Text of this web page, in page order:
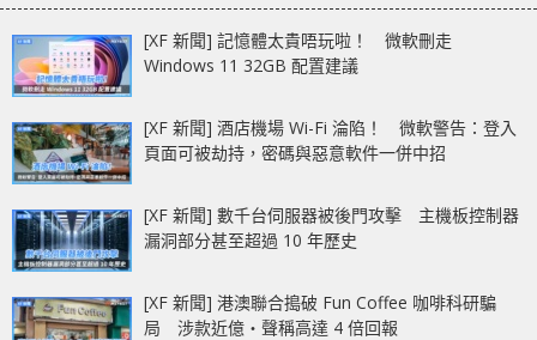
[XF 新聞] 記憶體太貴唔玩啦！ 微軟刪走
Windows 11 32GB 配置建議
[XF 新聞] 酒店機場 Wi-Fi 淪陷！ 微軟警告：登入
頁面可被劫持，密碼與惡意軟件一併中招
[XF 新聞] 數千台伺服器被後門攻擊 主機板控制器
漏洞部分甚至超過 10 年歷史
[XF 新聞] 港澳聯合搗破 Fun Coffee 咖啡科研騙
局 涉款近億‧聲稱高達 4 倍回報